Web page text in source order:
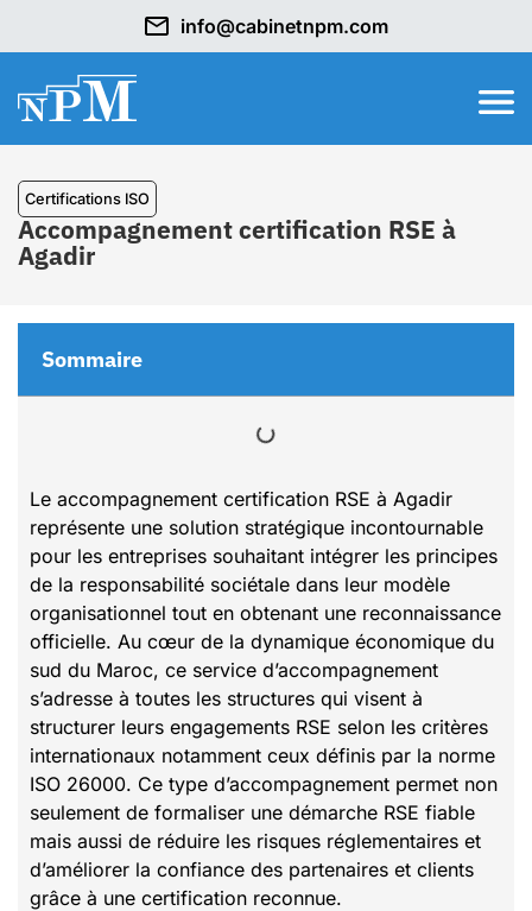
info@cabinetnpm.com
Certifications ISO
Accompagnement certification RSE à
Agadir
Le accompagnement certification RSE à Agadir
représente une solution stratégique incontournable
pour les entreprises souhaitant intégrer les principes
de la responsabilité sociétale dans leur modèle
organisationnel tout en obtenant une reconnaissance
officielle. Au cœur de la dynamique économique du
sud du Maroc, ce service d’accompagnement
s’adresse à toutes les structures qui visent à
structurer leurs engagements RSE selon les critères
internationaux notamment ceux définis par la norme
ISO 26000. Ce type d’accompagnement permet non
seulement de formaliser une démarche RSE fiable
mais aussi de réduire les risques réglementaires et
d’améliorer la confiance des partenaires et clients
grâce à une certification reconnue.
Sommaire